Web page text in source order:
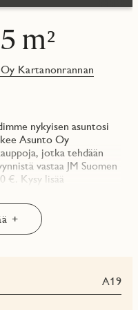
m²
Kartanonrannan
nykyisen asuntosi
Asunto Oy
jotka tehdään
vastaa JM Suomen
€. Kysy lisää
tarjolla!
on myös
kalustettava,
+
A19